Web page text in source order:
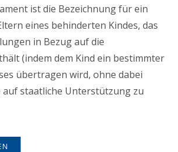
ist die Bezeichnung für ein
eines behinderten Kindes, das
in Bezug auf die
(indem dem Kind ein bestimmter
übertragen wird, ohne dabei
auf staatliche Unterstützung zu